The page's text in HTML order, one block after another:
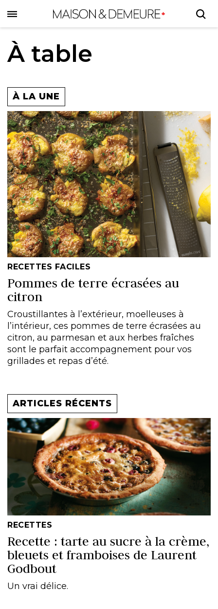
to
main
content
À table
À LA UNE
RECETTES FACILES
Pommes de terre écrasées au
citron
Croustillantes à l’extérieur, moelleuses à
l’intérieur, ces pommes de terre écrasées au
citron, au parmesan et aux herbes fraîches
sont le parfait accompagnement pour vos
grillades et repas d’été.
ARTICLES RÉCENTS
RECETTES
Recette : tarte au sucre à la crème,
bleuets et framboises de Laurent
Godbout
Un vrai délice.